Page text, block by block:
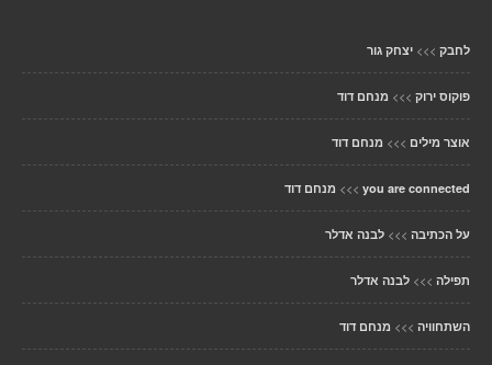
לחבק >>> יצחק גור
פוקוס ירוק >>> מנחם דוד
אוצר מילים >>> מנחם דוד
you are connected
>>> מנחם דוד
על הכתיבה >>> לבנה אדלר
תפילה >>> לבנה אדלר
השתחוויה >>> מנחם דוד